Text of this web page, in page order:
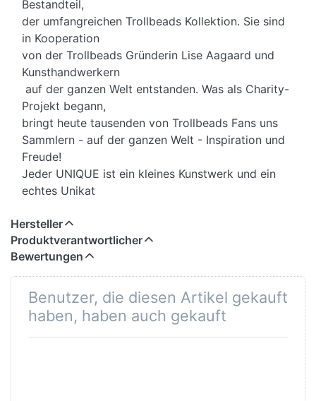
Bestandteil,
der umfangreichen Trollbeads Kollektion. Sie sind
in Kooperation
von der Trollbeads Gründerin Lise Aagaard und
Kunsthandwerkern
auf der ganzen Welt entstanden. Was als Charity-
Projekt begann,
bringt heute tausenden von Trollbeads Fans uns
Sammlern - auf der ganzen Welt - Inspiration und
Freude!
Jeder UNIQUE ist ein kleines Kunstwerk und ein
echtes Unikat
Hersteller
Produktverantwortlicher
Bewertungen
Benutzer, die diesen Artikel gekauft
haben, haben auch gekauft